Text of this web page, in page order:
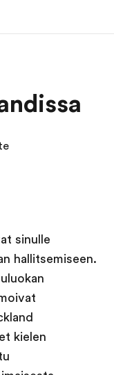
sinulle
hallitsemiseen.
kielen